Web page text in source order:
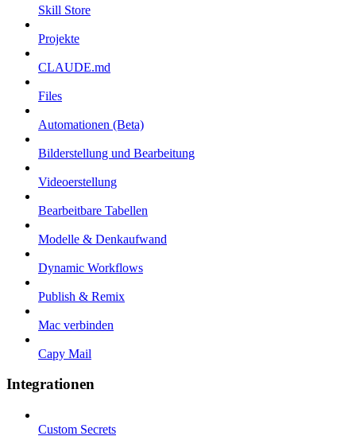
Skill Store
Projekte
CLAUDE.md
Files
Automationen (Beta)
Bilderstellung und Bearbeitung
Videoerstellung
Bearbeitbare Tabellen
Modelle & Denkaufwand
Dynamic Workflows
Publish & Remix
Mac verbinden
Capy Mail
Integrationen
Custom Secrets